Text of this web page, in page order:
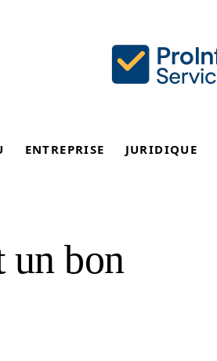
ENTREPRISE JURIDIQUE
un bon